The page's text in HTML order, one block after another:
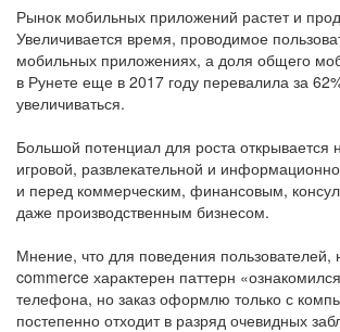
Рынок мобильных приложений растет и
Увеличивается время, проводимое
мобильных приложениях, а доля общего
в Рунете еще в 2017 году перевалила за
увеличиваться.
Большой потенциал для роста открывается
игровой, развлекательной и
и перед коммерческим, финансовым,
даже производственным бизнесом.
Мнение, что для поведения пользователей,
commerce характерен паттерн
телефона, но заказ оформлю только с
постепенно отходит в разряд очевидных